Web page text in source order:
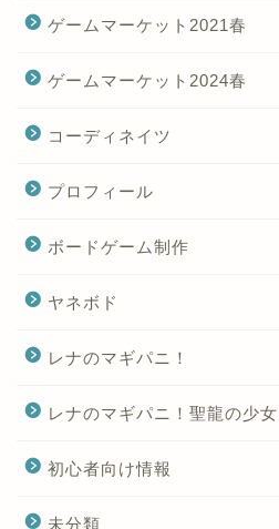
ゲームマーケット2021春
ゲームマーケット2024春
コーディネイツ
プロフィール
ボードゲーム制作
ヤネボド
レナのマギパニ！
レナのマギパニ！聖龍の少
初心者向け情報
未分類